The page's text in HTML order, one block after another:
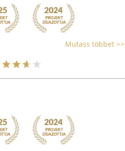
Mutass többet >>